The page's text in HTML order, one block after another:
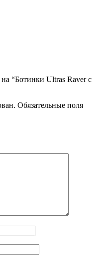
“Ботинки Ultras Raver с
Обязательные поля